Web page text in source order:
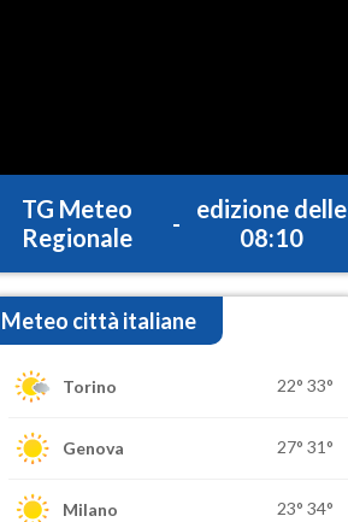
TG Meteo
Regionale
-
edizione delle
08:10
Meteo città italiane
Torino 22° 33°
Genova 27° 31°
Milano 23° 34°